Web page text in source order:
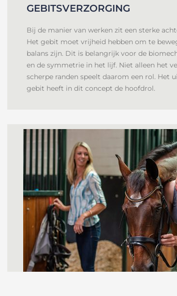
GEBITSVERZORGING​
Bij de manier van werken zit een sterke
Het gebit moet vrijheid hebben om te
balans zijn. Dit is belangrijk voor de
en de symmetrie in het lijf. Niet alleen het
scherpe randen speelt daarom een rol. Het
gebit heeft in dit concept de hoofdrol.